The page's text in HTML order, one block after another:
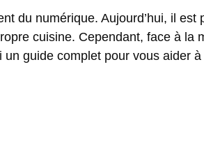
du numérique. Aujourd’hui, il est
cuisine. Cependant, face à la
guide complet pour vous aider